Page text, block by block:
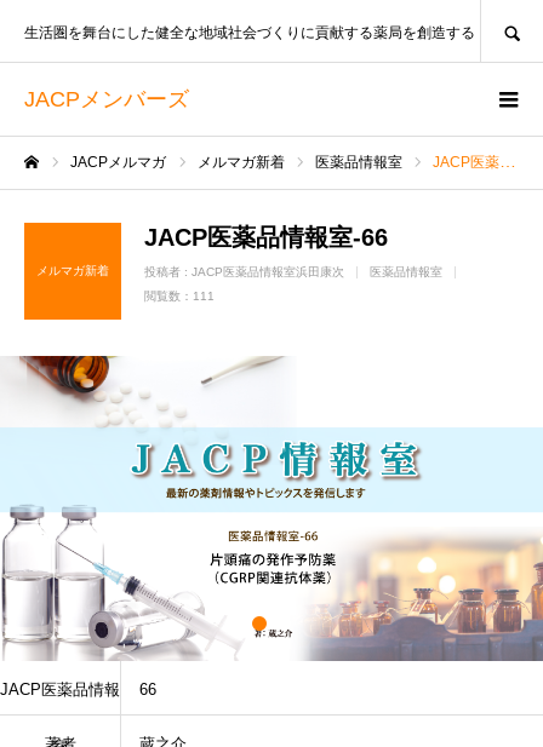
JACPメンバーズ
生活圏を舞台にした健全な地域社会づくりに貢献する薬局を創造する
JACPメルマガ メルマガ新着 医薬品情報室 JACP医薬品情報室-66
メルマガ新着
JACP医薬品情報室-66
投稿者 : JACP医薬品情報室浜田康次
医薬品情報室
閲覧数：111
JACP医薬品情報 66